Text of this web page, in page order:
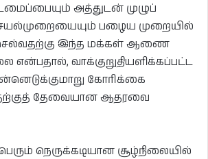
அத்துடன் முழுப்
பழைய முறையில்
செல்வதற்கு இந்த மக்கள் ஆணை
என்பதால், வாக்குறுதியளிக்கப்பட்ட
கோரிக்கை
தேவையான ஆதரவை
நெருக்கடியான சூழ்நிலையில்